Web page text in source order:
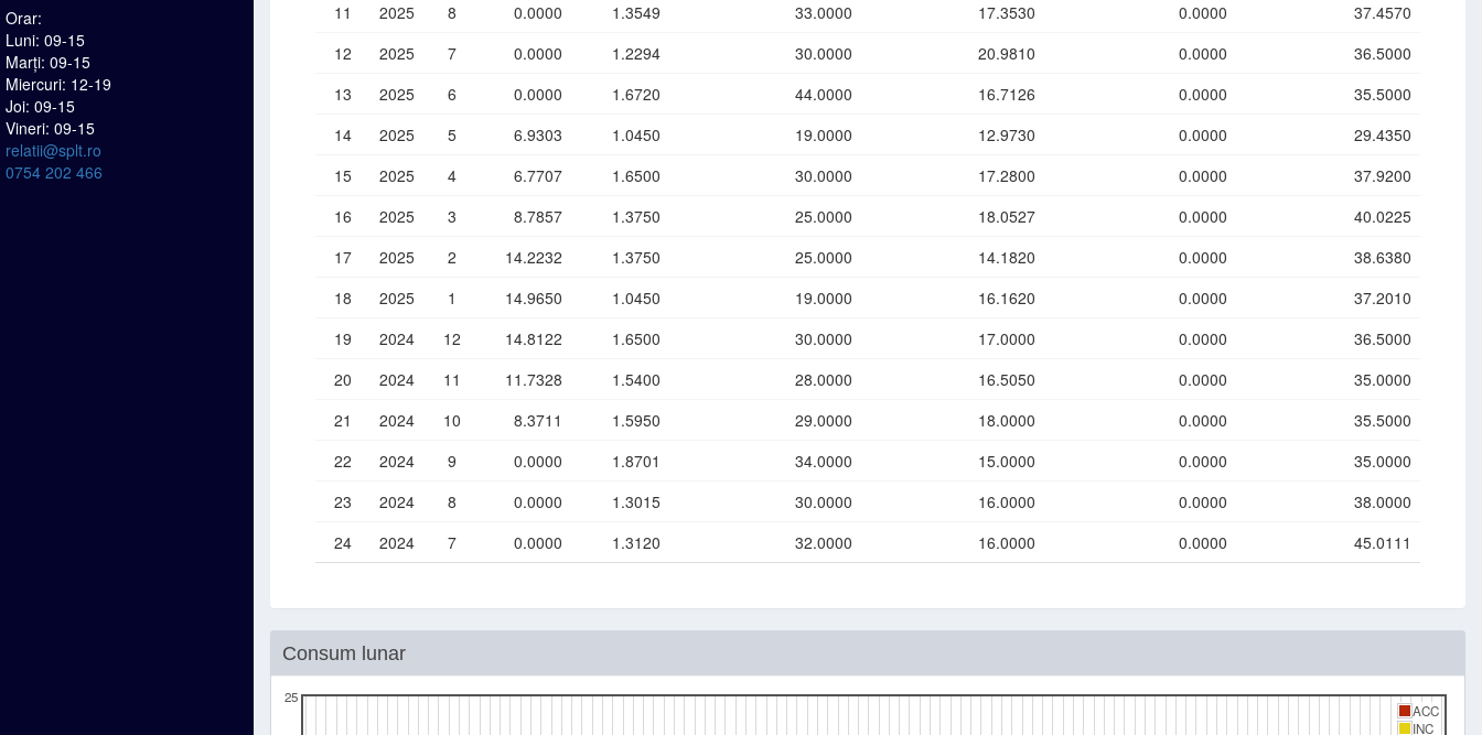
Orar:
Luni: 09-15
Marți: 09-15
Miercuri: 12-19
Joi: 09-15
Vineri: 09-15
relatii@splt.ro
0754 202 466
11
2025 8 0.0000 1.3549 33.0000 17.3530 0.0000
37.4570
12
2025 7 0.0000 1.2294 30.0000 20.9810 0.0000
36.5000
13
2025 6 0.0000 1.6720 44.0000 16.7126 0.0000
35.5000
14
2025 5 6.9303 1.0450 19.0000 12.9730 0.0000
29.4350
15
2025 4 6.7707 1.6500 30.0000 17.2800 0.0000
37.9200
16
2025 3 8.7857 1.3750 25.0000 18.0527 0.0000
40.0225
17
2025 2 14.2232 1.3750 25.0000 14.1820 0.0000
38.6380
18
2025 1 14.9650 1.0450 19.0000 16.1620 0.0000
37.2010
19
2024 12 14.8122 1.6500 30.0000 17.0000 0.0000
36.5000
20
2024 11 11.7328 1.5400 28.0000 16.5050 0.0000
35.0000
21
2024 10 8.3711 1.5950 29.0000 18.0000 0.0000
35.5000
22
2024 9 0.0000 1.8701 34.0000 15.0000 0.0000
35.0000
23
2024 8 0.0000 1.3015 30.0000 16.0000 0.0000
38.0000
24
2024 7 0.0000 1.3120 32.0000 16.0000 0.0000 45.0111
Consum lunar
25
ACC
INC